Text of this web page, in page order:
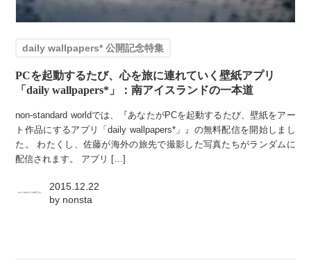
daily wallpapers* 公開記念特集
PCを起動するたび、心を旅に連れていく壁紙アプリ
「daily wallpapers*」：南アイスランドの一本道
non-standard worldでは、『あなたがPCを起動するたび、壁紙をアー
ト作品にするアプリ「daily wallpapers*」』の無料配信を開始しまし
た。 わたくし、佐藤が海外の旅先で撮影した写真たちがランダムに
配信されます。 アプリ […]
2015.12.22
by nonsta